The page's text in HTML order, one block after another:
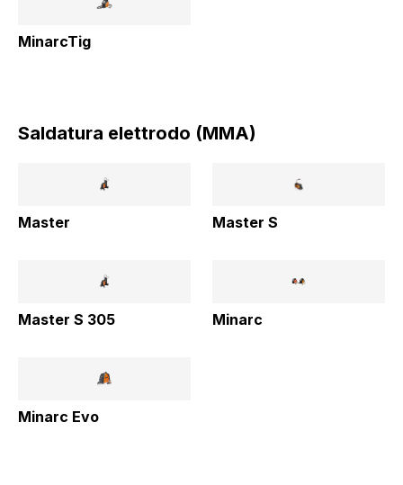
MinarcTig
Saldatura elettrodo (MMA)
Master Master S
Master S 305 Minarc
Minarc Evo